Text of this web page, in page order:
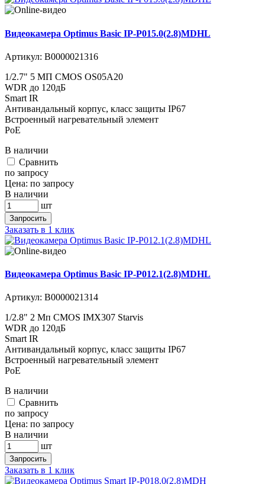
Видеокамера Optimus Basic IP-P015.0(2.8)MDHL
Артикул: В0000021316
1/2.7" 5 МП CMOS OS05A20
WDR до 120дБ
Smart IR
Антивандальный корпус, класс защиты IР67
Встроенный нагревательный элемент
PoE
В наличии
Cравнить
по запросу
Цена: по запросу
В наличии
шт
Запросить
Заказать в 1 клик
Видеокамера Optimus Basic IP-P012.1(2.8)MDHL
Артикул: В0000021314
1/2.8" 2 Мп CMOS IMX307 Starvis
WDR до 120дБ
Smart IR
Антивандальный корпус, класс защиты IР67
Встроенный нагревательный элемент
PoE
В наличии
Cравнить
по запросу
Цена: по запросу
В наличии
шт
Запросить
Заказать в 1 клик